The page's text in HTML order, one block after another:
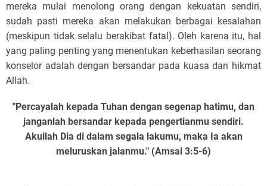
mereka mulai menolong orang dengan kekuatan sendiri,
sudah pasti mereka akan melakukan berbagai kesalahan
(meskipun tidak selalu berakibat fatal). Oleh karena itu, hal
yang paling penting yang menentukan keberhasilan seorang
konselor adalah dengan bersandar pada kuasa dan hikmat
Allah.
"Percayalah kepada Tuhan dengan segenap hatimu, dan
janganlah bersandar kepada pengertianmu sendiri.
Akuilah Dia di dalam segala lakumu, maka Ia akan
meluruskan jalanmu." (Amsal 3:5-6)